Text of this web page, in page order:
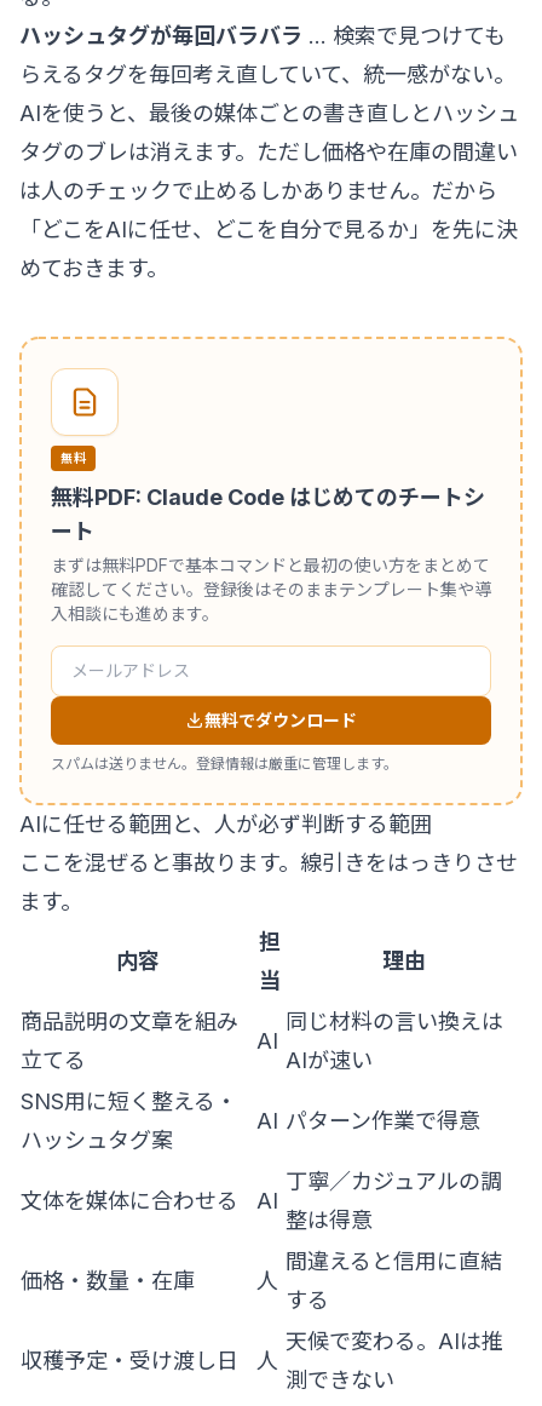
ハッシュタグが毎回バラバラ … 検索で見つけても
らえるタグを毎回考え直していて、統一感がない。
AIを使うと、最後の媒体ごとの書き直しとハッシュ
タグのブレは消えます。ただし価格や在庫の間違い
は人のチェックで止めるしかありません。だから
「どこをAIに任せ、どこを自分で見るか」を先に決
めておきます。
無料
無料PDF: Claude Code はじめてのチートシ
ート
まずは無料PDFで基本コマンドと最初の使い方をまとめて
確認してください。登録後はそのままテンプレート集や導
入相談にも進めます。
無料でダウンロード
スパムは送りません。登録情報は厳重に管理します。
AIに任せる範囲と、人が必ず判断する範囲
ここを混ぜると事故ります。線引きをはっきりさせ
ます。
内容
担
当
理由
商品説明の文章を組み
立てる
AI
同じ材料の言い換えは
AIが速い
SNS用に短く整える・
ハッシュタグ案
AI パターン作業で得意
文体を媒体に合わせる AI
丁寧／カジュアルの調
整は得意
価格・数量・在庫 人
間違えると信用に直結
する
収穫予定・受け渡し日 人
天候で変わる。AIは推
測できない